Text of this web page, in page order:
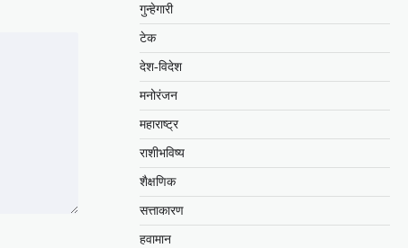
गुन्हेगारी
टेक
देश-विदेश
मनोरंजन
महाराष्ट्र
राशीभविष्य
शैक्षणिक
सत्ताकारण
हवामान